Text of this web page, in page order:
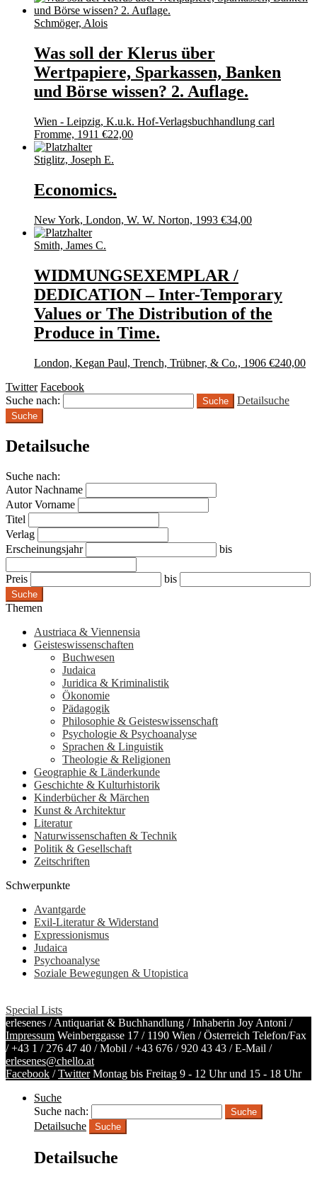
Schmöger, Alois
Was soll der Klerus über
Wertpapiere, Sparkassen, Banken
und Börse wissen? 2. Auflage.
Wien - Leipzig, K.u.k. Hof-Verlagsbuchhandlung carl
Fromme, 1911 €22,00
Stiglitz, Joseph E.
Economics.
New York, London, W. W. Norton, 1993 €34,00
Smith, James C.
WIDMUNGSEXEMPLAR /
DEDICATION – Inter-Temporary
Values or The Distribution of the
Produce in Time.
London, Kegan Paul, Trench, Trübner, & Co., 1906 €240,00
Twitter Facebook
Suche nach:
Detailsuche
Suche
Detailsuche
Suche nach:
Autor Nachname
Autor Vorname
Titel
Verlag
Erscheinungsjahr
bis
Preis bis
Suche
Themen
Austriaca & Viennensia
Geisteswissenschaften
Buchwesen
Judaica
Juridica & Kriminalistik
Ökonomie
Pädagogik
Philosophie & Geisteswissenschaft
Psychologie & Psychoanalyse
Sprachen & Linguistik
Theologie & Religionen
Geographie & Länderkunde
Geschichte & Kulturhistorik
Kinderbücher & Märchen
Kunst & Architektur
Literatur
Naturwissenschaften & Technik
Politik & Gesellschaft
Zeitschriften
Schwerpunkte
Avantgarde
Exil-Literatur & Widerstand
Expressionismus
Judaica
Psychoanalyse
Soziale Bewegungen & Utopistica
Special Lists
erlesenes / Antiquariat & Buchhandlung / Inhaberin Joy Antoni /
Impressum Weinberggasse 17 / 1190 Wien / Österreich Telefon/Fax
/+43 1 / 276 47 40 / Mobil /+43 676 / 920 43 43 / E-Mail /
erlesenes@chello.at
Facebook /Twitter Montag bis Freitag 9 - 12 Uhr und 15 - 18 Uhr
Suche
Suche nach:
Detailsuche
Suche
Detailsuche